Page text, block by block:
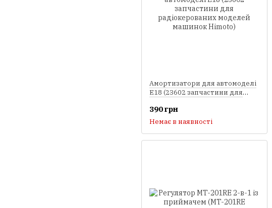
Амортизатори для автомоделі
E18 (23602 запчастини для
машинок Himoto)
390 грн
Немає в наявності